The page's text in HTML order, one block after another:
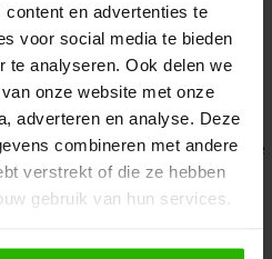
en advertenties te
voor social media te bieden
te analyseren. Ook delen we
onze website met onze
adverteren en analyse. Deze
combineren met andere
verstrekt of die ze hebben
gebruik van hun services.
dan geef je Voordeeluitjes.nl
exception has occurred while
(see the browser console for more
.